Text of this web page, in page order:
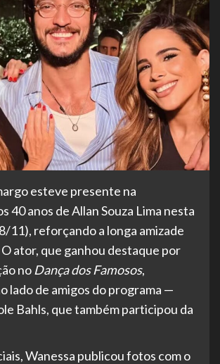
esteve presente na
40 anos de Allan Souza Lima nesta
11), reforçando a longa amizade
ator, que ganhou destaque por
no Dança dos Famosos,
lado de amigos do programa —
Bahls, que também participou da
Wanessa publicou fotos com o